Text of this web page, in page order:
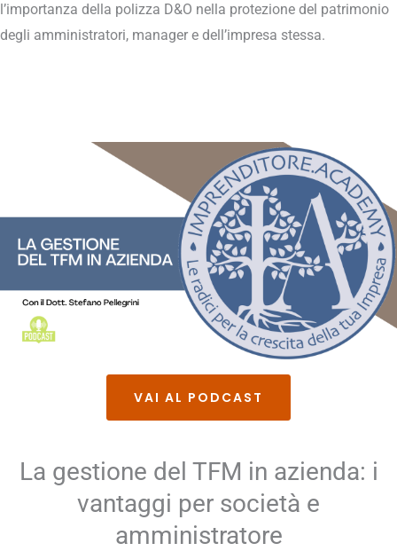
l’importanza della polizza D&O nella protezione del patrimonio
degli amministratori, manager e dell’impresa stessa.
VAI AL PODCAST
La gestione del TFM in azienda: i
vantaggi per società e
amministratore